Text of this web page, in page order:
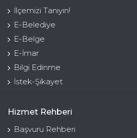
İlçemizi Tanıyın!
E-Belediye
E-Belge
E-İmar
Bilgi Edinme
İstek-Şikayet
Hizmet Rehberi
Başvuru Rehberi